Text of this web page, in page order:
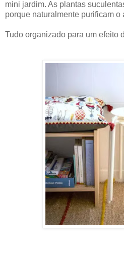
mini jardim. As plantas
porque naturalmente purificam o
Tudo organizado para um efeito